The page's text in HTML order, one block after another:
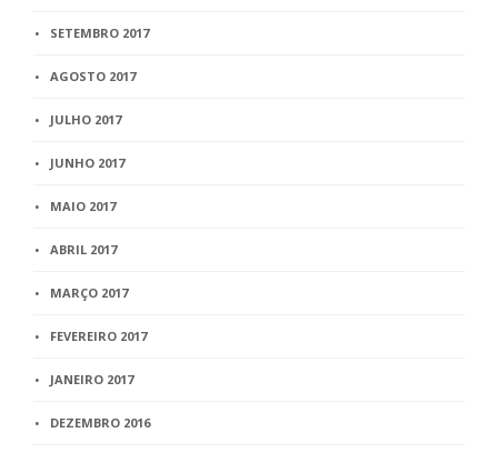
SETEMBRO 2017
AGOSTO 2017
JULHO 2017
JUNHO 2017
MAIO 2017
ABRIL 2017
MARÇO 2017
FEVEREIRO 2017
JANEIRO 2017
DEZEMBRO 2016